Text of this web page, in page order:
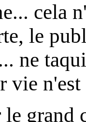
cela
le
ne
vie
grand